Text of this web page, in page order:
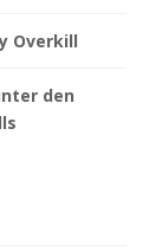
Overkill
den